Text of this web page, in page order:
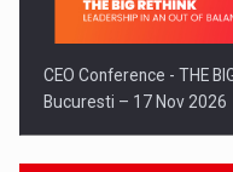
CEO Conference - THE
Bucuresti – 17 Nov 2026